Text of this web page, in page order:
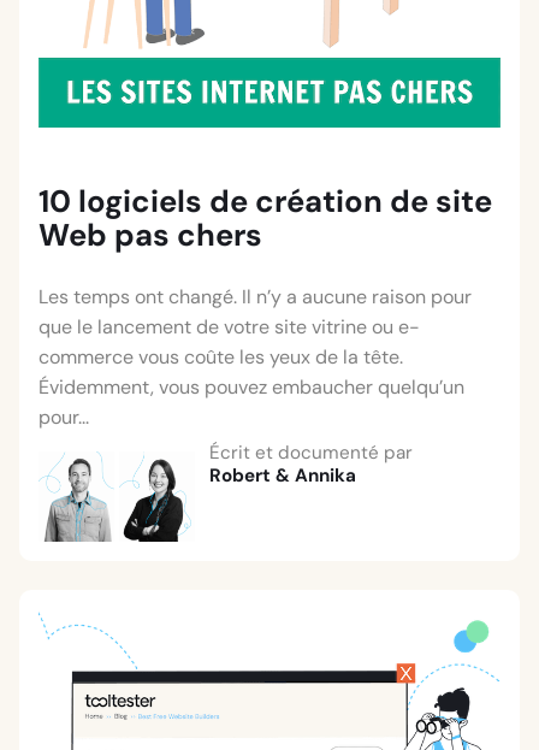
10 logiciels de création de site
Web pas chers
Les temps ont changé. Il n’y a aucune raison pour
que le lancement de votre site vitrine ou e-
commerce vous coûte les yeux de la tête.
Évidemment, vous pouvez embaucher quelqu’un
pour...
Écrit et documenté par
Robert & Annika